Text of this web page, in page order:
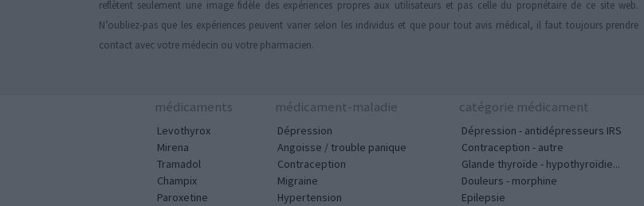
reflètent seulement une image fidèle des expériences propres aux utilisateurs et pas celle du propriétaire de ce site web.
N’oubliez-pas que les expériences peuvent varier selon les individus et que pour tout avis médical, il faut toujours prendre
contact avec votre médecin ou votre pharmacien.
médicaments
Levothyrox
Mirena
Tramadol
Champix
Paroxetine
médicament-maladie
Dépression
Angoisse / trouble panique
Contraception
Migraine
Hypertension
catégorie médicament
Dépression - antidépresseurs IRS
Contraception - autre
Glande thyroïde - hypothyroïdie...
Douleurs - morphine
Epilepsie